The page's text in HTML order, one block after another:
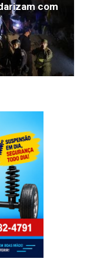
com